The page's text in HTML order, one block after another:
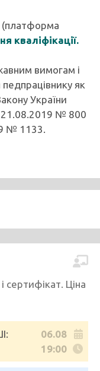
(платформа
кваліфікації.
вимогам і
як
України
21.08.2019 № 800
№ 1133.
сертифікат. Ціна
06.08
19:00